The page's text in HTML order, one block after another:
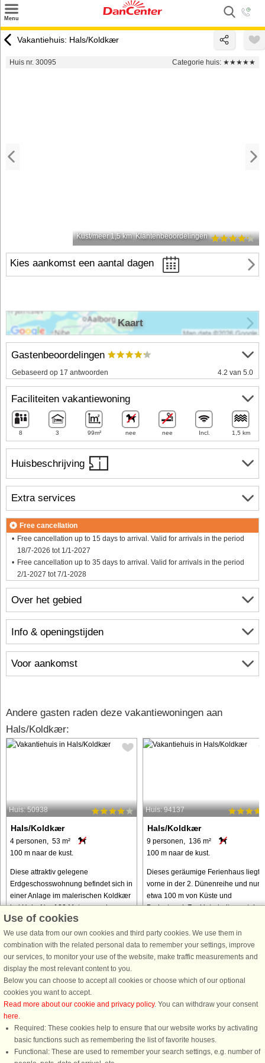
Menu
Inspiratie
Vakantiehuis: Hals/Koldkær
Huis nr. 30095 Categorie huis: ★★★★★
Kust/meer 1,5 km Klantenbeoordelingen
Kies aankomst een aantal dagen
Huisbeschrijving
Over het gebied
Info & openingstijden
Voor aankomst
Gastenbeoordelingen
Gebaseerd op 17 antwoorden 4.2 van 5.0
Faciliteiten vakantiewoning
8 3 99m² nee nee Incl. 1,5 km
Extra services
Free cancellation
Free cancellation up to 15 days to arrival. Valid for arrivals in the period
18/7-2026 tot 1/1-2027
Free cancellation up to 35 days to arrival. Valid for arrivals in the period
2/1-2027 tot 7/1-2028
Kaart
Andere gasten raden deze vakantiewoningen aan
Hals/Koldkær:
Huis: 50938
Hals/Koldkær
4 personen, 53 m²
100 m naar de kust.
Diese attraktiv gelegene
Erdgeschosswohnung befindet sich in
einer Anlage im malerischen Koldkær
bei Hals. Nur 100 Meter von einem
kinderfreundlichen Sandstrand
entfernt, ist sie die perfekte Wahl für ...
van € 398
Huis: 94137
Hals/Koldkær
9 personen, 136 m²
100 m naar de kust.
Dieses geräumige Ferienhaus liegt
vorne in der 2. Dünenreihe und nur
etwa 100 m von Küste und
Badestrand. Zur Unterhaltung stehen
internationaler Senderauswahl
sowie ...
van € 993
Use of cookies
We use data from our own cookies and third party cookies. We use them in
combination with the related personal data to remember your settings, improve
our services, to monitor your use of the website, make traffic measurements and
display the most relevant content to you.
Below you can choose to accept all cookies or choose which of our optional
cookies you want to accept.
Read more about our cookie and privacy policy. You can withdraw your consent
here.
Required: These cookies help to ensure that our website works by activating
basic functions such as remembering the list of favorite houses.
Functional: These are used to remember your search settings, e.g. number of